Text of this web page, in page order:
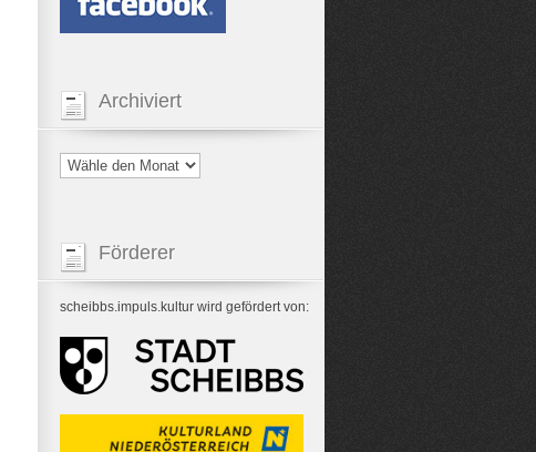
Archiviert
Förderer
scheibbs.impuls.kultur wird gefördert von: